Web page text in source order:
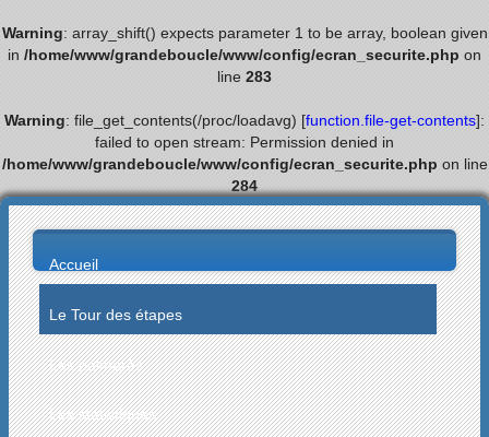
Warning: array_shift() expects parameter 1 to be array, boolean given
in /home/www/grandeboucle/www/config/ecran_securite.php on
line 283
Warning: file_get_contents(/proc/loadavg) [function.file-get-contents]:
failed to open stream: Permission denied in
/home/www/grandeboucle/www/config/ecran_securite.php on line
284
Accueil
Le Tour des étapes
Les palmarès
Les statistiques